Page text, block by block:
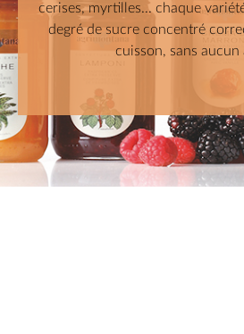
cerises, myrtilles... chaque
degré de sucre concentré
cuisson, sans aucun